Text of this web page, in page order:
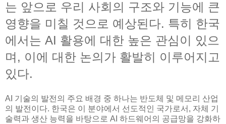
는 앞으로 우리 사회의 구조와 기능에 큰
영향을 미칠 것으로 예상된다. 특히 한국
에서는 AI 활용에 대한 높은 관심이 있으
며, 이에 대한 논의가 활발히 이루어지고
있다.
AI 기술의 발전의 주요 배경 중 하나는 반도체 및 메모리 산업
의 발전이다. 한국은 이 분야에서 선도적인 국가로서, 자체 기
술력과 생산 능력을 바탕으로 AI 하드웨어의 공급망을 강화하